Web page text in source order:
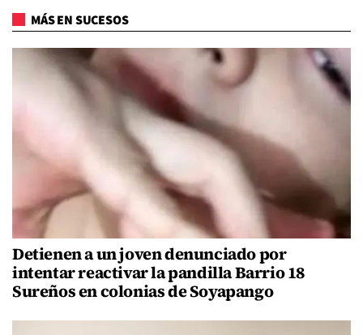
MÁS EN SUCESOS
Detienen a un joven denunciado por
intentar reactivar la pandilla Barrio 18
Sureños en colonias de Soyapango